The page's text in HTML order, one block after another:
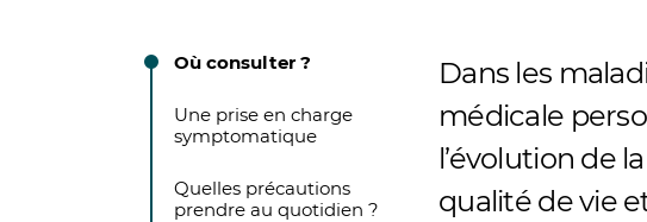
Où consulter ?
Une prise en charge
symptomatique
Quelles précautions
prendre au quotidien ?
Dans les
médicale
l’évolution de
qualité de vie